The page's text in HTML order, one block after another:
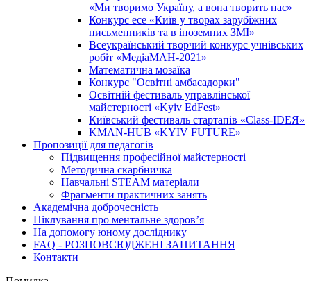
«Ми творимо Україну, а вона творить нас»
Конкурс есе «Київ у творах зарубіжних
письменників та в іноземних ЗМІ»
Всеукраїнський творчий конкурс учнівських
робіт «МедіаМАН-2021»
Математична мозаїка
Конкурс "Освітні амбасадорки"
Освітній фестиваль управлінської
майстерності «Kyiv EdFest»
Київський фестиваль стартапів «Class-IDEЯ»
KMAN-HUB «KYIV FUTURE»
Пропозиції для педагогів
Підвищення професійної майстерності
Методична скарбничка
Навчальні STEAM матеріали
Фрагменти практичних занять
Академічна доброчесність
Піклування про ментальне здоровʼя
На допомогу юному досліднику
FAQ - РОЗПОВСЮДЖЕНІ ЗАПИТАННЯ
Контакти